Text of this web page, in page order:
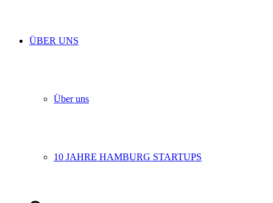
ÜBER UNS
Über uns
10 JAHRE HAMBURG STARTUPS